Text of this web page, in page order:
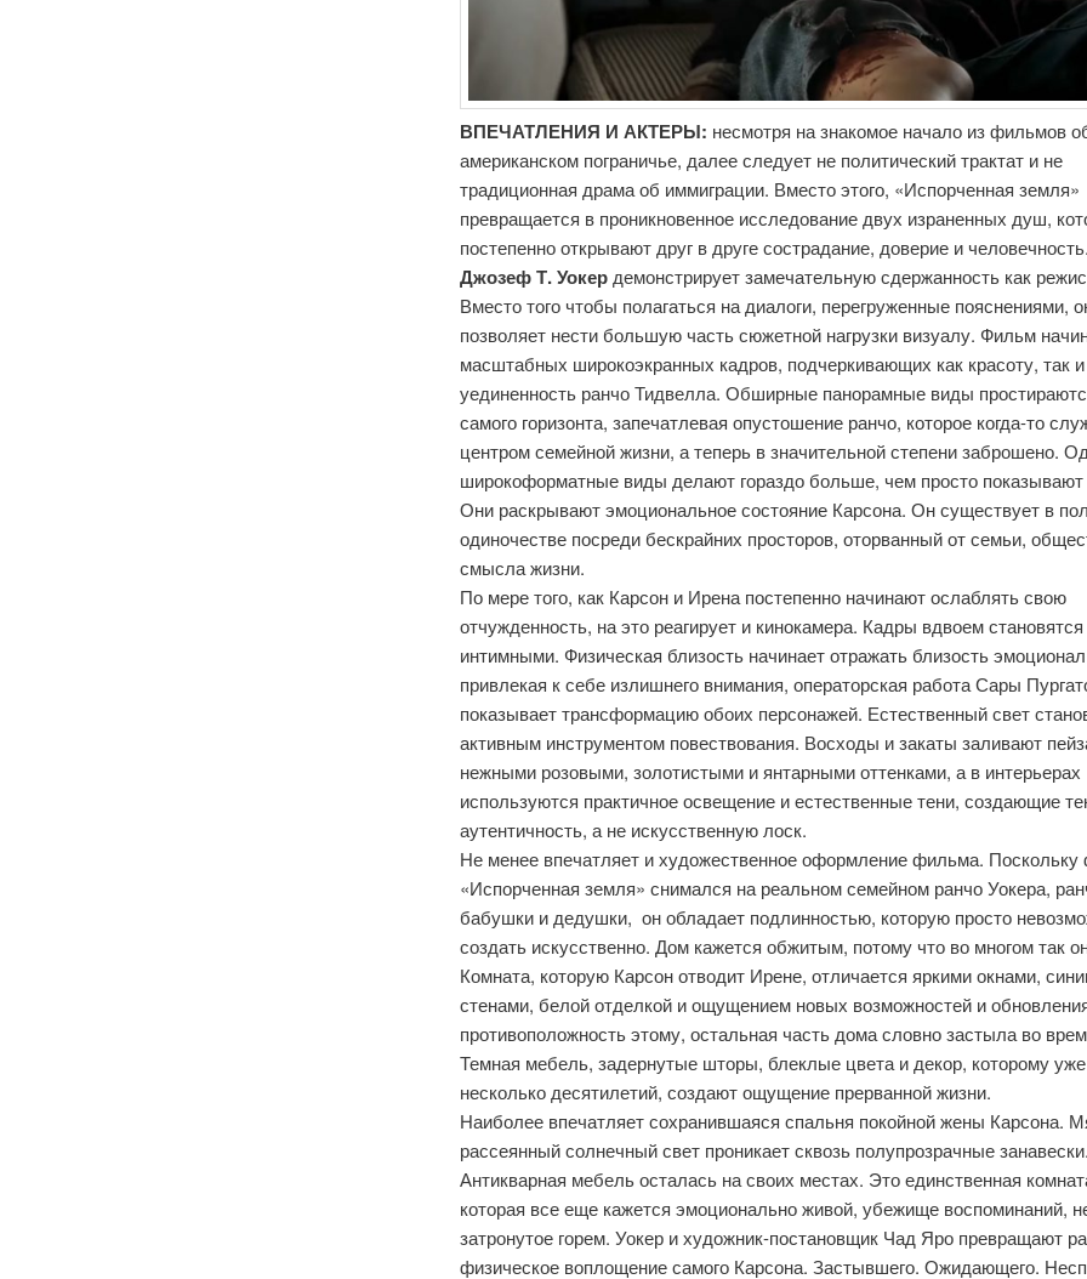
ВПЕЧАТЛЕНИЯ И АКТЕРЫ: несмотря на знакомое начало из фильмов
американском пограничье, далее следует не политический трактат и не
традиционная драма об иммиграции. Вместо этого, «Испорченная земля»
превращается в проникновенное исследование двух израненных душ,
постепенно открывают друг в друге сострадание, доверие и
Джозеф Т. Уокердемонстрирует замечательную сдержанность как
Вместо того чтобы полагаться на диалоги, перегруженные пояснениями,
позволяет нести большую часть сюжетной нагрузки визуалу. Фильм
масштабных широкоэкранных кадров, подчеркивающих как красоту, так и
уединенность ранчо Тидвелла. Обширные панорамные виды
самого горизонта, запечатлевая опустошение ранчо, которое когда-то
центром семейной жизни, а теперь в значительной степени заброшено.
широкоформатные виды делают гораздо больше, чем просто
Они раскрывают эмоциональное состояние Карсона. Он существует в
одиночестве посреди бескрайних просторов, оторванный от семьи,
смысла жизни.
По мере того, как Карсон и Ирена постепенно начинают ослаблять свою
отчужденность, на это реагирует и кинокамера. Кадры вдвоем
интимными. Физическая близость начинает отражать близость
привлекая к себе излишнего внимания, операторская работа Сары
показывает трансформацию обоих персонажей. Естественный свет
активным инструментом повествования. Восходы и закаты заливают
нежными розовыми, золотистыми и янтарными оттенками, а в интерьерах
используются практичное освещение и естественные тени, создающие
аутентичность, а не искусственную лоск.
Не менее впечатляет и художественное оформление фильма.
«Испорченная земля» снимался на реальном семейном ранчо Уокера,
бабушки и дедушки, он обладает подлинностью, которую просто
создать искусственно. Дом кажется обжитым, потому что во многом так
Комната, которую Карсон отводит Ирене, отличается яркими окнами,
стенами, белой отделкой и ощущением новых возможностей и
противоположность этому, остальная часть дома словно застыла во
Темная мебель, задернутые шторы, блеклые цвета и декор, которому уже
несколько десятилетий, создают ощущение прерванной жизни.
Наиболее впечатляет сохранившаяся спальня покойной жены Карсона.
рассеянный солнечный свет проникает сквозь полупрозрачные
Антикварная мебель осталась на своих местах. Это единственная
которая все еще кажется эмоционально живой, убежище воспоминаний,
затронутое горем. Уокер и художник-постановщик Чад Яро превращают
физическое воплощение самого Карсона. Застывшего. Ожидающего.